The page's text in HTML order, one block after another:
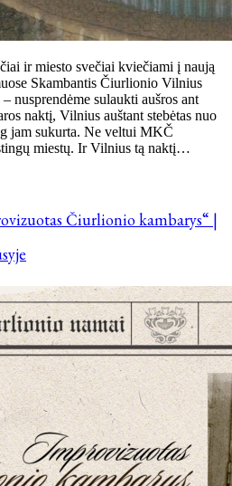
ir miesto svečiai kviečiami į naują
Skambantis Čiurlionio Vilnius
sulaukti aušros ant
naktį, Vilnius auštant stebėtas nuo
jam sukurta. Ne veltui MKČ
miestų. Ir Vilnius tą naktį…
Čiurlionio kambarys“ |